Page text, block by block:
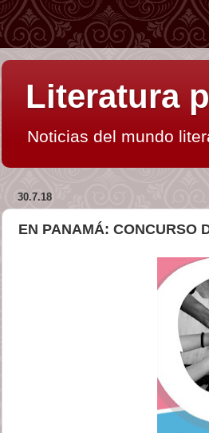
Literatura
Noticias del mundo
30.7.18
EN PANAMÁ: CONCURSO